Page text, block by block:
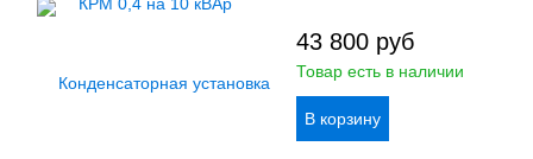
43 800 руб
Товар есть в наличии